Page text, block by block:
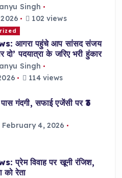
Singh
102 views
आगरा पहुंचे आप सांसद संजय
दो’ पदयात्रा के जरिए भरी हुंकार
Singh
114 views
गंदगी, सफाई एजेंसी पर ₹3
February 4, 2026
प्रेम विवाह पर खूनी रंजिश,
को रेता